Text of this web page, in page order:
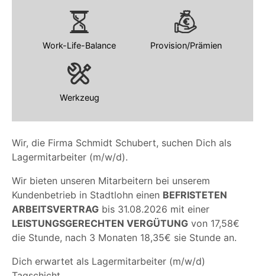
Wir, die Firma Schmidt Schubert, suchen Dich als
Lagermitarbeiter (m/w/d).
Wir bieten unseren Mitarbeitern bei unserem
Kundenbetrieb in Stadtlohn einen BEFRISTETEN
ARBEITSVERTRAG bis 31.08.2026 mit einer
LEISTUNGSGERECHTEN VERGÜTUNG von 17,58€
die Stunde, nach 3 Monaten 18,35€ sie Stunde an.
Dich erwartet als Lagermitarbeiter (m/w/d)
Work-Life-Balance Provision/Prämien
Werkzeug